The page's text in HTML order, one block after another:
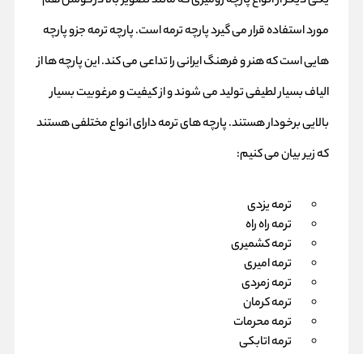
مورد استفاده قرار می گیرد پارچه ترمه است. پارچه ترمه جزو پارچه
هایی است که هنر و فرهنگ ایرانی را تداعی می کند. این پارچه ها از
الیاف بسیار لطیفی تولید می شوند و از کیفیت و مرغوبیت بسیار
بالایی برخودار هستند. پارچه های ترمه دارای انواع مختلفی هستند
که زیر بیان می کنیم:
ترمه یزدی
ترمه راه راه
ترمه کشمیری
ترمه امیری
ترمه زمردی
ترمه کرمان
ترمه محرمات
ترمه اتابکی